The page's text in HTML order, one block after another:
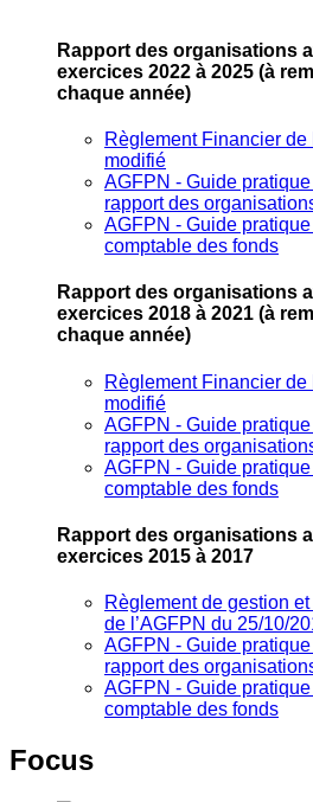
Rapport des organisations
exercices 2022 à 2025 (à
chaque année)
Règlement Financier de
modifié
AGFPN ‐ Guide
rapport des
AGFPN ‐ Guide
comptable des fonds
Rapport des organisations
exercices 2018 à 2021 (à
chaque année)
Règlement Financier de
modifié
AGFPN ‐ Guide
rapport des
AGFPN ‐ Guide
comptable des fonds
Rapport des organisations
exercices 2015 à 2017
Règlement de gestion
de l’AGFPN du 25/10/
AGFPN ‐ Guide
rapport des
AGFPN ‐ Guide
comptable des fonds
Focus